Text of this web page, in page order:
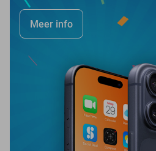
Meer info